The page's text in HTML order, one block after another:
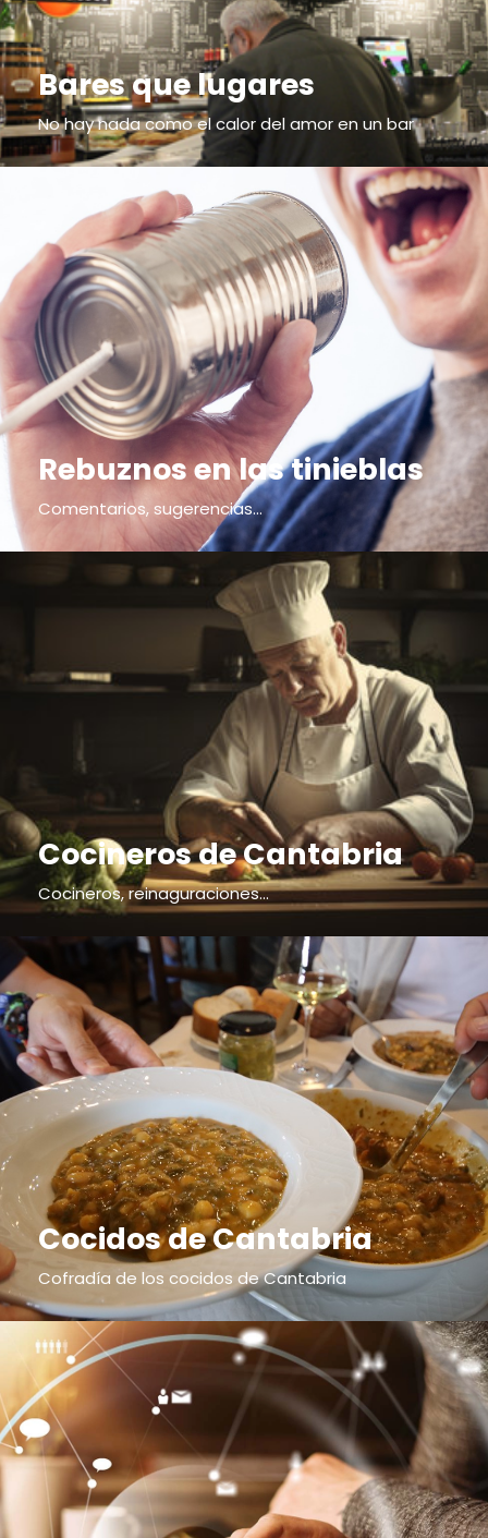
Bares que lugares
No hay nada como el calor del amor en un bar
Rebuznos en las tinieblas
Comentarios, sugerencias...
Cocineros de Cantabria
Cocineros, reinaguraciones...
Cocidos de Cantabria
Cofradía de los cocidos de Cantabria